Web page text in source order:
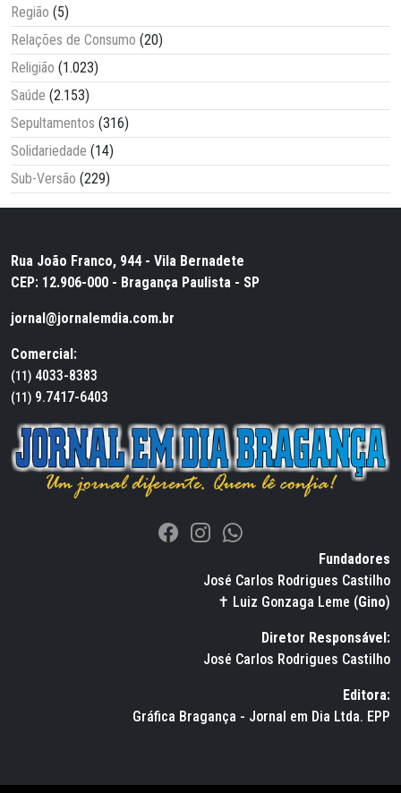
Região (5)
Relações de Consumo (20)
Religião (1.023)
Saúde (2.153)
Sepultamentos (316)
Solidariedade (14)
Sub-Versão (229)
Rua João Franco, 944 - Vila Bernadete
CEP: 12.906-000 - Bragança Paulista - SP
jornal@jornalemdia.com.br
Comercial:
(11) 4033-8383
(11) 9.7417-6403
Fundadores
José Carlos Rodrigues Castilho
✝ Luiz Gonzaga Leme (Gino)
Diretor Responsável:
José Carlos Rodrigues Castilho
Editora:
Gráfica Bragança - Jornal em Dia Ltda. EPP